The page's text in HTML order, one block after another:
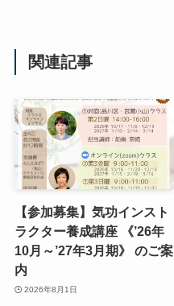
関連記事
【参加募集】気功インスト
ラクター養成講座 《’26年
10月～’27年3月期》 のご案
内
2026年8月1日